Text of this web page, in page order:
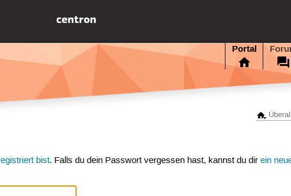
Portal
bist. Falls du dein Passwort vergessen hast, kannst du direin